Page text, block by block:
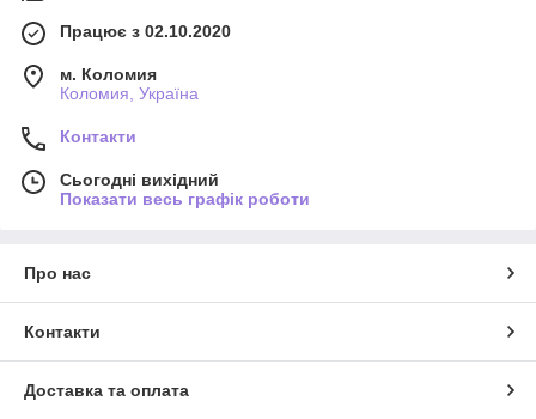
Працює з 02.10.2020
м. Коломия
Коломия, Україна
Контакти
Сьогодні вихідний
Показати весь графік роботи
Про нас
Контакти
Доставка та оплата